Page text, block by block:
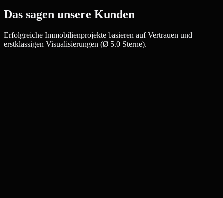
Das sagen unsere Kunden
Erfolgreiche Immobilienprojekte basieren auf Vertrauen und
erstklassigen Visualisierungen (Ø 5.0 Sterne).